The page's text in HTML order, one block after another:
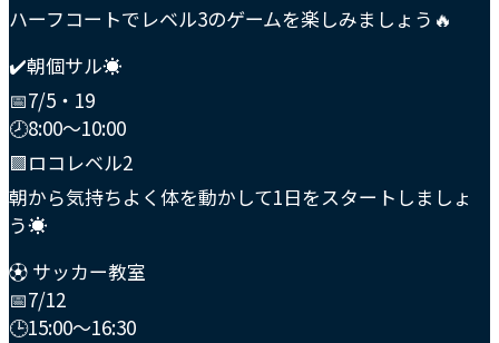
ハーフコートでレベル3のゲームを楽しみましょう🔥
✔️朝個サル☀️
📅7/5・19
🕗8:00〜10:00
🟪ロコレベル2
朝から気持ちよく体を動かして1日をスタートしましょ
う☀️
⚽️ サッカー教室
📅7/12
🕒15:00〜16:30